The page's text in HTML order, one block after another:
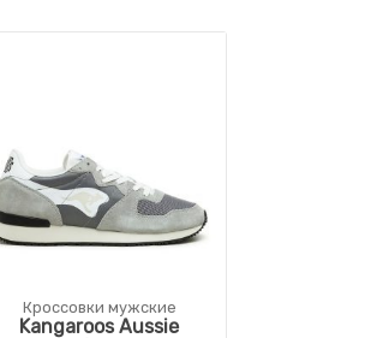
Кроссовки мужские
Kangaroos Aussie